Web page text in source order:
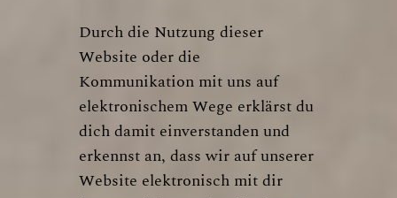
Durch die Nutzung dieser
Website oder die
Kommunikation mit uns auf
elektronischem Wege erklärst du
dich damit einverstanden und
erkennst an, dass wir auf unserer
Website elektronisch mit dir